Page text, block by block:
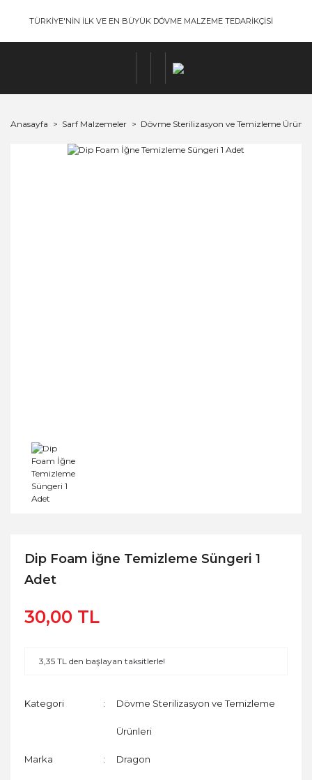
TÜRKİYE'NİN İLK VE EN BÜYÜK DÖVME MALZEME TEDARİKÇİSİ
Anasayfa Sarf Malzemeler Dövme Sterilizasyon ve Temizleme
Dip Foam İğne Temizleme Süngeri 1
Adet
30,00 TL
3,35 TL den başlayan taksitlerle!
Kategori Dövme Sterilizasyon ve Temizleme
Ürünleri
Marka Dragon